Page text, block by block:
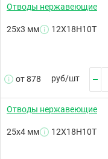
Отводы нержавеющие
25х3 мм 12Х18Н10Т
от 878 руб/шт
Отводы нержавеющие
25х4 мм 12Х18Н10Т